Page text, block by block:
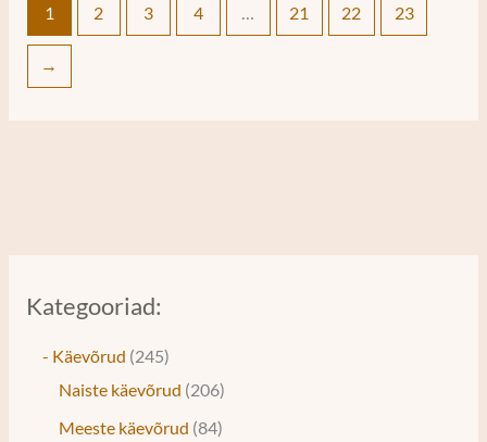
Kategooriad:
- Käevõrud 245
Naiste käevõrud 206
Meeste käevõrud 84
1 2 3 4 … 21 22 23
→